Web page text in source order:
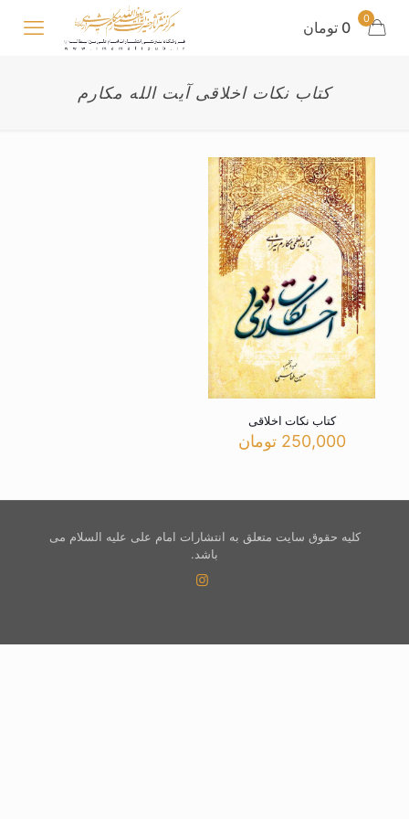
0 0 تومان
کتاب نکات اخلاقی آیت الله مکارم
کتاب نکات اخلاقی
250,000 تومان
کلیه حقوق سایت متعلق به انتشارات امام علی علیه السلام می
باشد.